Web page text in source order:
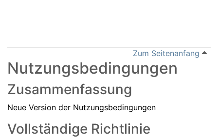
Zum Seitenanfang
Nutzungsbedingungen
Zusammenfassung
Neue Version der Nutzungsbedingungen
Vollständige Richtlinie